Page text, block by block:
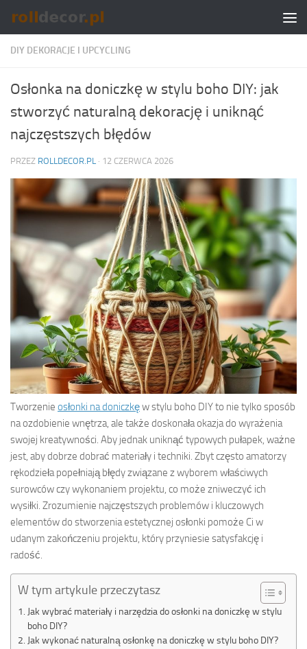
Skip to content
DIY DEKORACJE I UPCYCLING
Osłonka na doniczkę w stylu boho DIY: jak
stworzyć naturalną dekorację i uniknąć
najczęstszych błędów
PRZEZ ROLLDECOR.PL · 12 CZERWCA 2026
Tworzenie osłonki na doniczkęw stylu boho DIY to nie tylko sposób
na ozdobienie wnętrza, ale także doskonała okazja do wyrażenia
swojej kreatywności. Aby jednak uniknąć typowych pułapek, ważne
jest, aby dobrze dobrać materiały i techniki. Zbyt często amatorzy
rękodzieła popełniają błędy związane z wyborem właściwych
surowców czy wykonaniem projektu, co może zniweczyć ich
wysiłki. Zrozumienie najczęstszych problemów i kluczowych
elementów do stworzenia estetycznej osłonki pomoże Ci w
udanym zakończeniu projektu, który przyniesie satysfakcję i
radość.
W tym artykule przeczytasz
Jak wybrać materiały i narzędzia do osłonki na doniczkę w stylu
boho DIY?
Jak wykonać naturalną osłonkę na doniczkę w stylu boho DIY?